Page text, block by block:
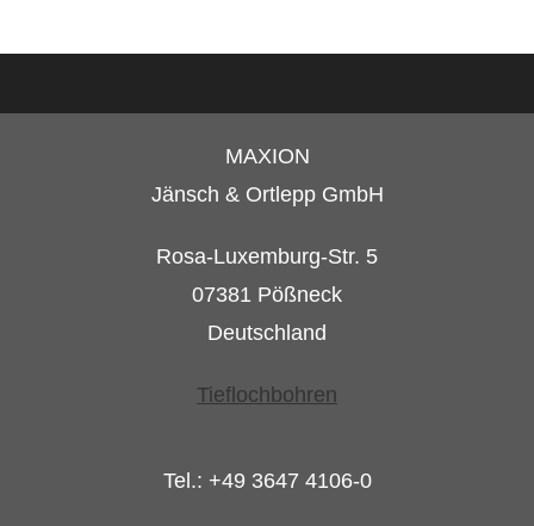
MAXION
Jänsch & Ortlepp GmbH
Rosa-Luxemburg-Str. 5
07381 Pößneck
Deutschland
Tieflochbohren
Tel.: +49 3647 4106-0